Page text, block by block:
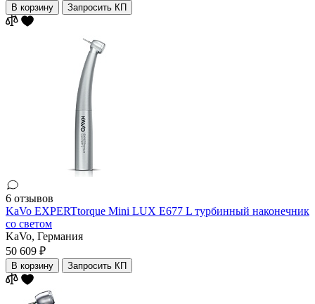
В корзину Запросить КП
6 отзывов
KaVo EXPERTtorque Mini LUX E677 L турбинный наконечник
со светом
KaVo, Германия
50 609 ₽
В корзину Запросить КП